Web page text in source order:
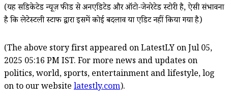
(यह सिंडिकेटेड न्यूज़ फीड से अनएडिटेड और ऑटो-जेनरेटेड स्टोरी है, ऐसी संभावना
है कि लेटेस्टली स्टाफ द्वारा इसमें कोई बदलाव या एडिट नहीं किया गया है)
(The above story first appeared on LatestLY on Jul 05,
2025 05:16 PM IST. For more news and updates on
politics, world, sports, entertainment and lifestyle, log
on to our website latestly.com).